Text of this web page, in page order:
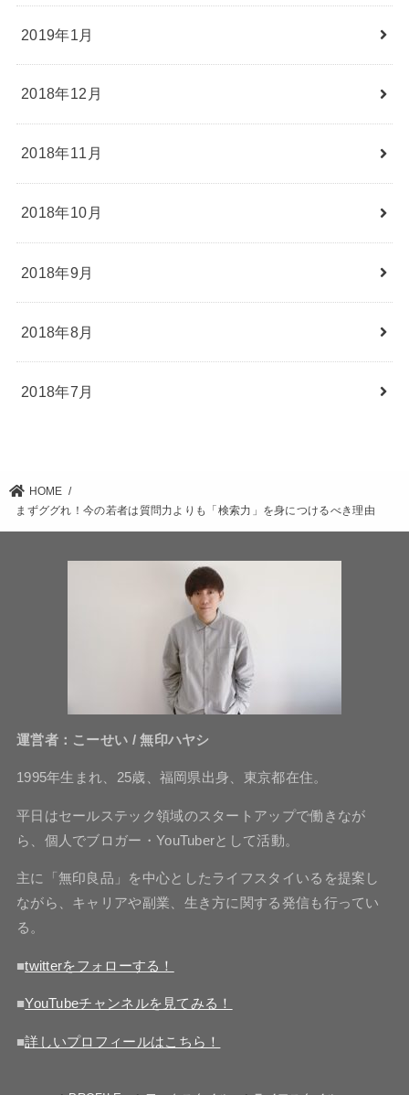
2019年1月
2018年12月
2018年11月
2018年10月
2018年9月
2018年8月
2018年7月
HOME
まずググれ！今の若者は質問力よりも「検索力」を身につけるべき理由
運営者：こーせい / 無印ハヤシ
1995年生まれ、25歳、福岡県出身、東京都在住。
平日はセールステック領域のスタートアップで働きなが
ら、個人でブロガー・YouTuberとして活動。
主に「無印良品」を中心としたライフスタイいるを提案し
ながら、キャリアや副業、生き方に関する発信も行ってい
る。
■twitterをフォローする！
■YouTubeチャンネルを見てみる！
■詳しいプロフィールはこちら！